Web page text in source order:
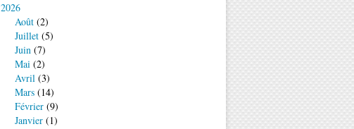
2026
Août (2)
Juillet (5)
Juin (7)
Mai (2)
Avril (3)
Mars (14)
Février (9)
Janvier (1)